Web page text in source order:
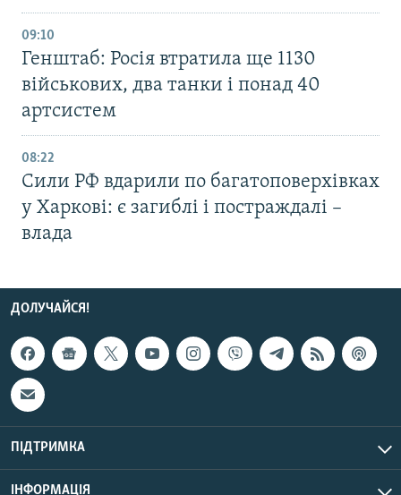
09:10
Генштаб: Росія втратила ще 1130
військових, два танки і понад 40
артсистем
08:22
Сили РФ вдарили по багатоповерхівках
у Харкові: є загиблі і постраждалі –
влада
ДОЛУЧАЙСЯ!
ПІДТРИМКА
ІНФОРМАЦІЯ